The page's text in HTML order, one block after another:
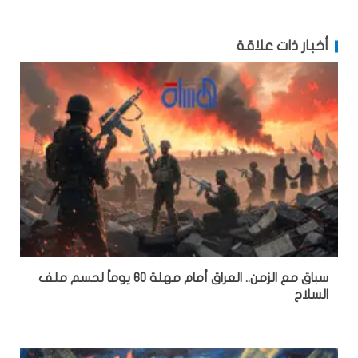
أخبار ذات علاقة
سباق مع الزمن.. العراق أمام مهلة 60 يوماً لحسم ملف
السلاح